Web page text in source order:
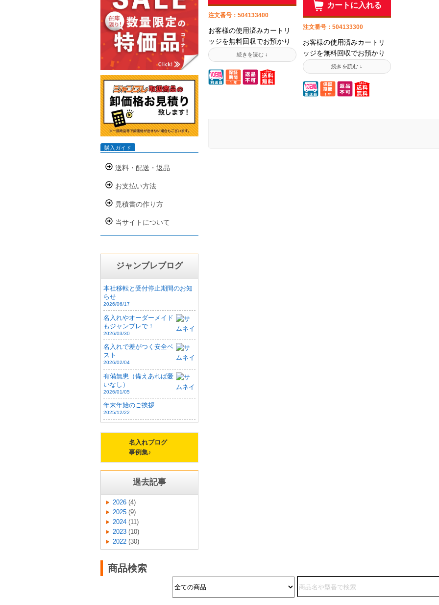
注文番号：504133400
お客様の使用済みカートリ
ッジを無料回収でお預かり
して、トナーを充填後にお
返しするリサイクルリター
ントナーです!低価格! 新品
トナーより断然安い上に、
カートに入れる
注文番号：504133300
お客様の使用済みカートリ
ッジを無料回収でお預かり
して、トナーを充填後にお
返しするリサイクルリター
ントナーです!低価格! 新品
トナーより断然安い上に、
購入ガイド
送料・配送・返品
お支払い方法
見積書の作り方
当サイトについて
ジャンブレブログ
本社移転と受付停止期間のお知
らせ
2026/06/17
名入れやオーダーメイド
もジャンブレで！
2026/03/30
名入れで差がつく安全ベ
スト
2026/02/04
有備無患（備えあれば憂
いなし）
2026/01/05
年末年始のご挨拶
2025/12/22
名入れブログ
事例集♪
過去記事
2026 (4)
2025 (9)
2024 (11)
2023 (10)
2022 (30)
商品検索